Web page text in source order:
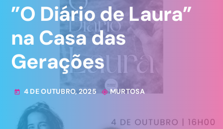
”O Diário de Laura”
na Casa das
Gerações
today 4 DE OUTUBRO, 2025 my_location MURTOSA